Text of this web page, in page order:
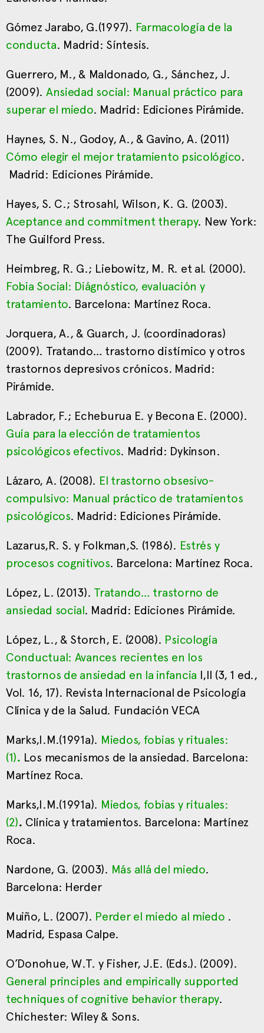
Gómez Jarabo, G.(1997). Farmacología de la
conducta. Madrid: Síntesis.
Guerrero, M., & Maldonado, G., Sánchez, J.
(2009). Ansiedad social: Manual práctico para
superar el miedo. Madrid: Ediciones Pirámide.
Haynes, S. N., Godoy, A., & Gavino, A. (2011)
Cómo elegir el mejor tratamiento psicológico.
Madrid: Ediciones Pirámide.
Hayes, S. C.; Strosahl, Wilson, K. G. (2003).
Aceptance and commitment therapy. New York:
The Guilford Press.
Heimbreg, R. G.; Liebowitz, M. R. et al. (2000).
Fobia Social: Diágnóstico, evaluación y
tratamiento. Barcelona: Martínez Roca.
Jorquera, A., & Guarch, J. (coordinadoras)
(2009). Tratando… trastorno distímico y otros
trastornos depresivos crónicos. Madrid:
Pirámide.
Labrador, F.; Echeburua E. y Becona E. (2000).
Guía para la elección de tratamientos
psicológicos efectivos. Madrid: Dykinson.
Lázaro, A. (2008). El trastorno obsesivo-
compulsivo: Manual práctico de tratamientos
psicológicos. Madrid: Ediciones Pirámide.
Lazarus,R. S. y Folkman,S. (1986). Estrés y
procesos cognitivos. Barcelona: Martínez Roca.
López, L. (2013). Tratando… trastorno de
ansiedad social. Madrid: Ediciones Pirámide.
López, L., & Storch, E. (2008). Psicología
Conductual: Avances recientes en los
trastornos de ansiedad en la infancia I,II (3, 1 ed.,
Vol. 16, 17). Revista Internacional de Psicología
Clínica y de la Salud. Fundación VECA
Marks,I.M.(1991a). Miedos, fobias y rituales:
(1). Los mecanismos de la ansiedad. Barcelona:
Martínez Roca.
Marks,I.M.(1991a). Miedos, fobias y rituales:
(2). Clínica y tratamientos. Barcelona: Martínez
Roca.
Nardone, G. (2003). Más allá del miedo.
Barcelona: Herder
Muiño, L. (2007). Perder el miedo al miedo .
Madrid, Espasa Calpe.
O’Donohue, W.T. y Fisher, J.E. (Eds.). (2009).
General principles and empirically supported
techniques of cognitive behavior therapy.
Chichester: Wiley & Sons.